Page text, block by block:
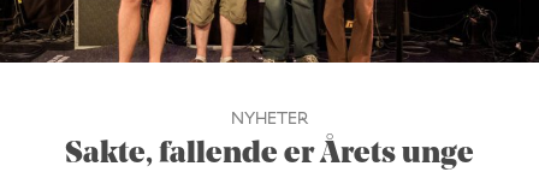
NYHETER
Sakte, fallende er Årets unge